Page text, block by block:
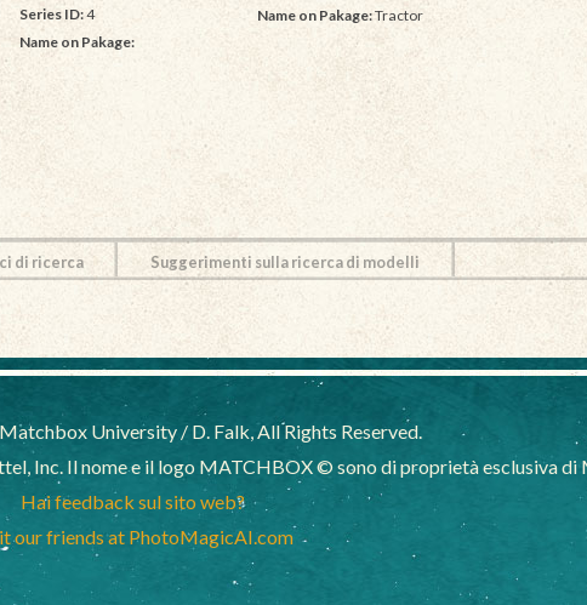
Series ID:4
Name on Pakage:
Name on Pakage:Tractor
di ricerca Suggerimenti sulla ricerca di modelli
University / D. Falk, All Rights Reserved.
Inc. Il nome e il logo MATCHBOX © sono di proprietà esclusiva di
Hai feedback sul sito web?
our friends at PhotoMagicAI.com